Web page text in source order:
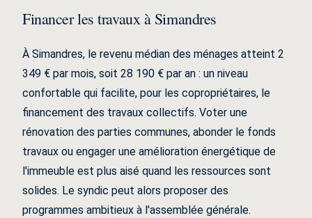
Financer les travaux à Simandres
À Simandres, le revenu médian des ménages atteint 2
349 € par mois, soit 28 190 € par an : un niveau
confortable qui facilite, pour les copropriétaires, le
financement des travaux collectifs. Voter une
rénovation des parties communes, abonder le fonds
travaux ou engager une amélioration énergétique de
l'immeuble est plus aisé quand les ressources sont
solides. Le syndic peut alors proposer des
programmes ambitieux à l'assemblée générale.